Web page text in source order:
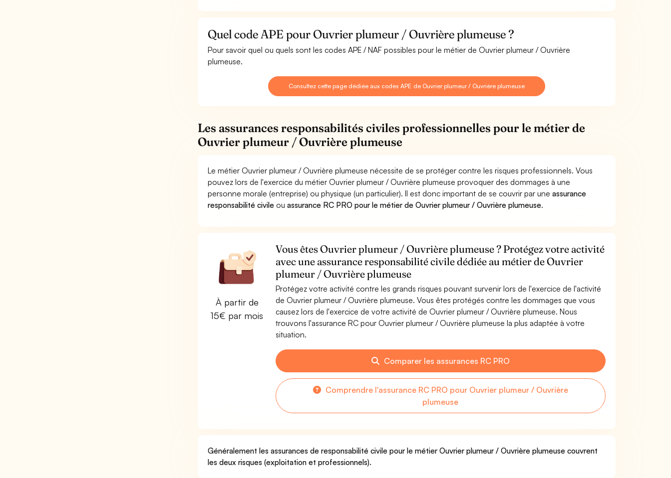
Quel code APE pour Ouvrier plumeur / Ouvrière plumeuse ?
Pour savoir quel ou quels sont les codes APE / NAF possibles pour le métier de Ouvrier plumeur / Ouvrière
plumeuse.
Consultez cette page dédiée aux codes APE de Ouvrier plumeur / Ouvrière plumeuse
Les assurances responsabilités civiles professionnelles pour le métier de
Ouvrier plumeur / Ouvrière plumeuse
Le métier Ouvrier plumeur / Ouvrière plumeuse nécessite de se protéger contre les risques professionnels. Vous
pouvez lors de l'exercice du métier Ouvrier plumeur / Ouvrière plumeuse provoquer des dommages à une
personne morale (entreprise) ou physique (un particulier). Il est donc important de se couvrir par uneassurance
responsabilité civile ouassurance RC PRO pour le métier de Ouvrier plumeur / Ouvrière plumeuse.
À partir de
15€ par mois
Vous êtes Ouvrier plumeur / Ouvrière plumeuse ? Protégez votre activité
avec une assurance responsabilité civile dédiée au métier de Ouvrier
plumeur / Ouvrière plumeuse
Protégez votre activité contre les grands risques pouvant survenir lors de l'exercice de l'activité
de Ouvrier plumeur / Ouvrière plumeuse. Vous êtes protégés contre les dommages que vous
causez lors de l'exercice de votre activité de Ouvrier plumeur / Ouvrière plumeuse. Nous
trouvons l'assurance RC pour Ouvrier plumeur / Ouvrière plumeuse la plus adaptée à votre
situation.
Comparer les assurances RC PRO
Comprendre l'assurance RC PRO pour Ouvrier plumeur / Ouvrière
plumeuse
Généralement les assurances de responsabilité civile pour le métier Ouvrier plumeur / Ouvrière plumeuse couvrent
les deux risques (exploitation et professionnels).